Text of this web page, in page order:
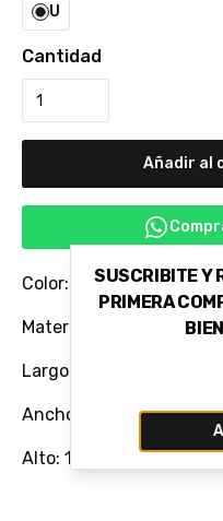
U
Cantidad
Añadir al
Color: BEGE MANTEIGA
Material: 100% Cuero
Largo: 28
Ancho: 13
Alto: 14
SUSCRIBITE Y
PRIMERA